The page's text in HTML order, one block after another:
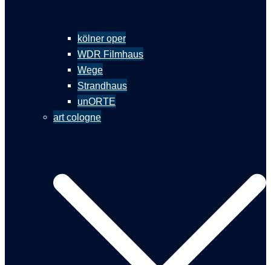
kölner oper
WDR Filmhaus
Wege
Strandhaus
unORTE
art cologne